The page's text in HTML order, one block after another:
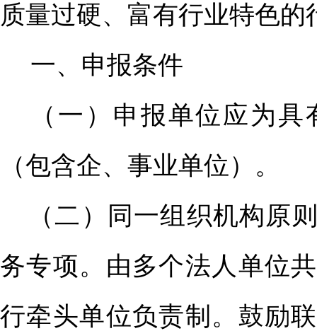
质量过硬、富有行业特色
一、 申报条件
（一） 申报单位应为具
（包含企、事业单位）。
（二）同一组织机构原
务专项。由多个法人单位
行牵头单位负责制。鼓励